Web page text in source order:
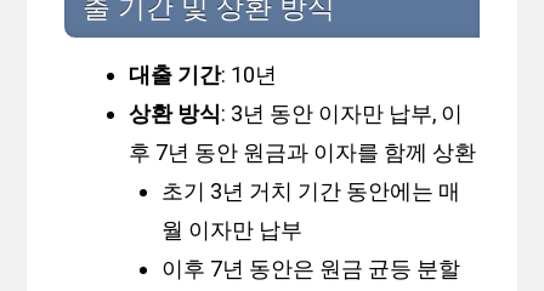
출 기간 및 상환 방식
대출 기간: 10년
상환 방식: 3년 동안 이자만 납부, 이
후 7년 동안 원금과 이자를 함께 상환
초기 3년 거치 기간 동안에는 매
월 이자만 납부
이후 7년 동안은 원금 균등 분할